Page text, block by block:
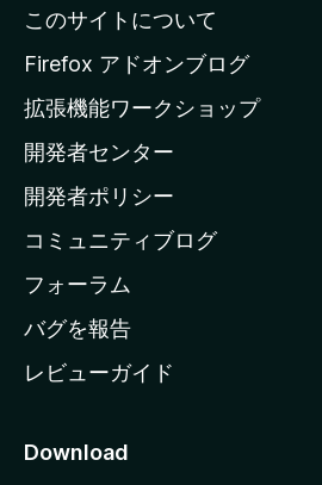
l
a
ホ
ー
ム
ー
ジ
へ
このサイトについて
Firefox アドオンブログ
拡張機能ワークショップ
開発者センター
開発者ポリシー
コミュニティブログ
フォーラム
バグを報告
レビューガイド
Download